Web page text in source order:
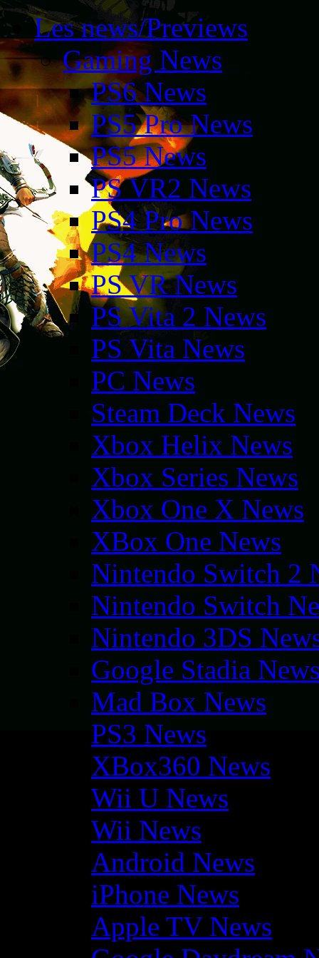
Les news/Previews
Gaming News
PS6 News
PS5 Pro News
PS5 News
PS VR2 News
PS4 Pro News
PS4 News
PS VR News
PS Vita 2 News
PS Vita News
PC News
Steam Deck News
Xbox Helix News
Xbox Series News
Xbox One X News
XBox One News
Nintendo Switch 2
Nintendo Switch
Nintendo 3DS
Google Stadia
Mad Box News
PS3 News
XBox360 News
Wii U News
Wii News
Android News
iPhone News
Apple TV News